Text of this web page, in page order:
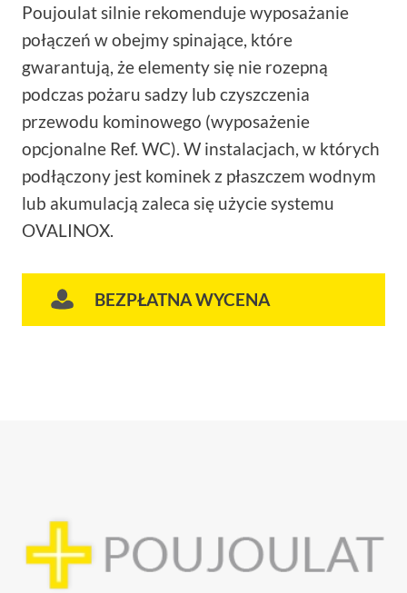
Poujoulat silnie rekomenduje wyposażanie
połączeń w obejmy spinające, które
gwarantują, że elementy się nie rozepną
podczas pożaru sadzy lub czyszczenia
przewodu kominowego (wyposażenie
opcjonalne Ref. WC). W instalacjach, w których
podłączony jest kominek z płaszczem wodnym
lub akumulacją zaleca się użycie systemu
OVALINOX.
BEZPŁATNA WYCENA